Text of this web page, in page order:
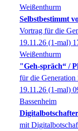
Weißenthurm
Selbstbestimmt
Vortrag für die
19.11.26 (1-mal)
Weißenthurm
"Geh-spräch“ /
für die Generation
19.11.26 (1-mal)
Bassenheim
mit